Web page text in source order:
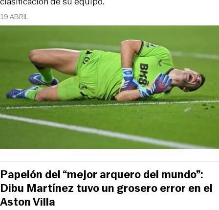
19 ABRIL
Papelón del “mejor arquero del mundo”:
Dibu Martínez tuvo un grosero error en el
Aston Villa